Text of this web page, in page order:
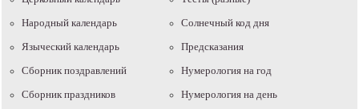
Народный календарь
Языческий календарь
Сборник поздравлений
Сборник праздников
Солнечный код дня
Предсказания
Нумерология на год
Нумерология на день